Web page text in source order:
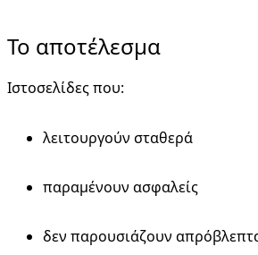
Το αποτέλεσμα
Ιστοσελίδες που:
λειτουργούν σταθερά
παραμένουν ασφαλείς
δεν παρουσιάζουν